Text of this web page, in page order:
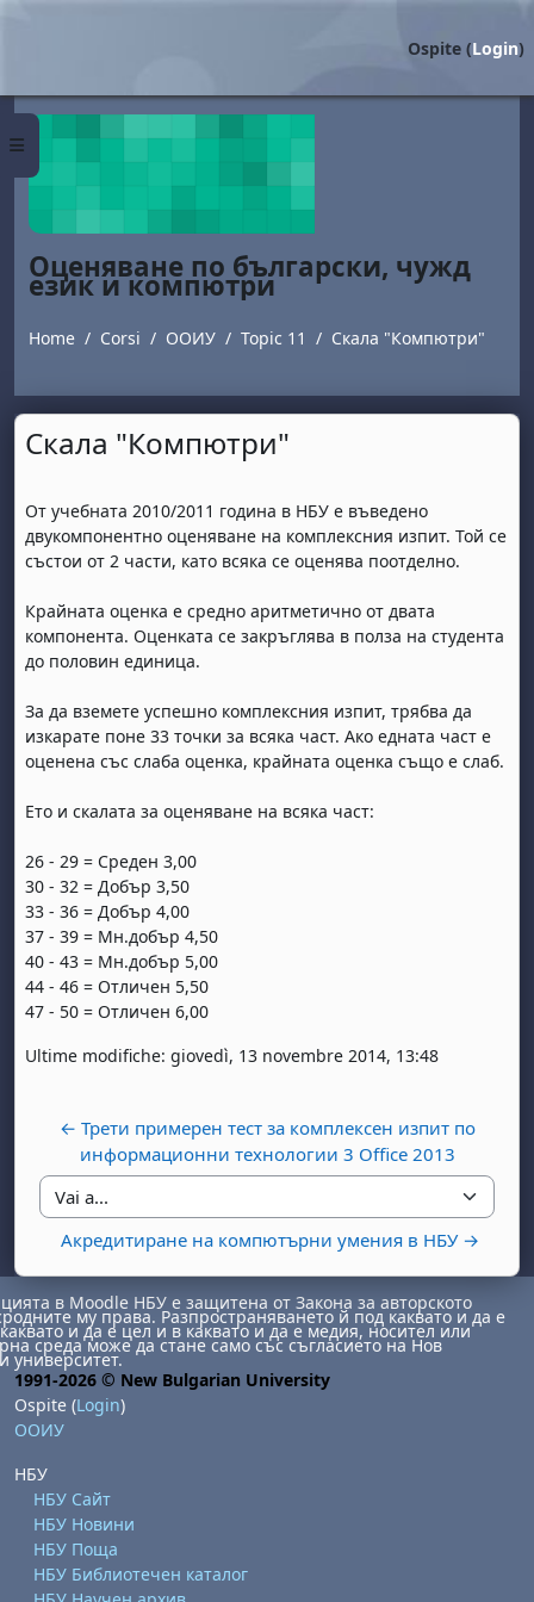
Pannello laterale
Ospite (Login)
Оценяване по български, чужд
език и компютри
Home Corsi ООИУ Topic 11 Скала "Компютри"
Скала "Компютри"
От учебната 2010/2011 година в НБУ е въведено
двукомпонентно оценяване на комплексния изпит. Той се
състои от 2 части, като всяка се оценява поотделно.
Крайната оценка е средно аритметично от двата
компонента. Оценката се закръглява в полза на студента
до половин единица.
За да вземете успешно комплексния изпит, трябва да
изкарате поне 33 точки за всяка част. Ако едната част е
оценена със слаба оценка, крайната оценка също е слаб.
Ето и скалата за оценяване на всяка част:
26 - 29 = Среден 3,00
30 - 32 = Добър 3,50
33 - 36 = Добър 4,00
37 - 39 = Мн.добър 4,50
40 - 43 = Мн.добър 5,00
44 - 46 = Отличен 5,50
47 - 50 = Отличен 6,00
Ultime modifiche: giovedì, 13 novembre 2014, 13:48
← Трети примерен тест за комплексен изпит по
информационни технологии 3 Office 2013
Vai a...
Акредитиране на компютърни умения в НБУ →
1 agosto
domenica 2 agosto
7 agosto
8 agosto
domenica 9 agosto
14 agosto
15 agosto
domenica 16 agosto
21 agosto
22 agosto
domenica 23 agosto
в Moodle НБУ е защитена от Закона за авторското
му права. Разпространяването й под каквато и да е
и да е цел и в каквато и да е медия, носител или
среда може да стане само със съгласието на Нов
университет.
1991-2026 © New Bulgarian University
Ospite (Login)
ООИУ
НБУ
НБУ Сайт
НБУ Новини
НБУ Поща
НБУ Библиотечен каталог